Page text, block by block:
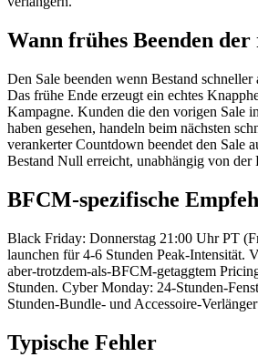
Wann frühes Beenden
Den Sale beenden wenn Bestand schneller
Das frühe Ende erzeugt ein echtes
Kampagne. Kunden die den vorigen Sale
haben gesehen, handeln beim nächsten
verankerter Countdown beendet den Sale
Bestand Null erreicht, unabhängig von der
BFCM-spezifische
Black Friday: Donnerstag 21:00 Uhr PT
launchen für 4-6 Stunden Peak-Intensität.
aber-trotzdem-als-BFCM-getaggtem
Stunden. Cyber Monday: 24-Stunden-
Stunden-Bundle- und Accessoire-
Typische Fehler